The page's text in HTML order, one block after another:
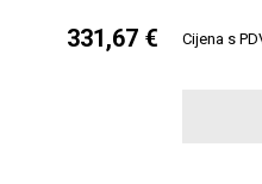
331,67 € Cijena s